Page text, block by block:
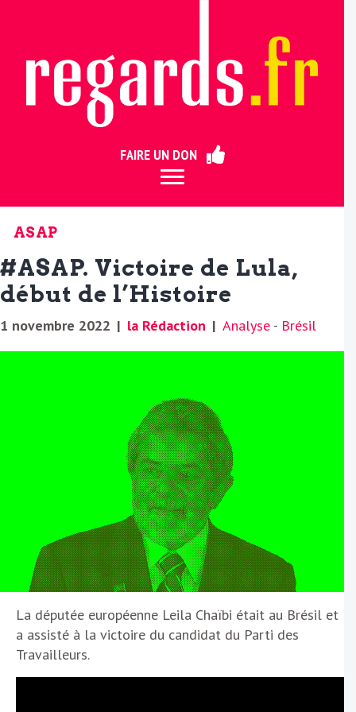
FAIRE UN DON
ASAP
#ASAP. Victoire de Lula,
début de l’Histoire
1 novembre 2022 | la Rédaction | Analyse - Brésil
La députée européenne Leila Chaïbi était au Brésil et
a assisté à la victoire du candidat du Parti des
Travailleurs.